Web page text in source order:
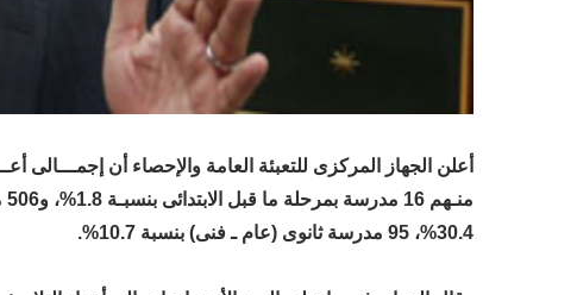
30.4%، 95 مدرسة ثانوى (عام ـ فنى) بنسبة 10.7%.